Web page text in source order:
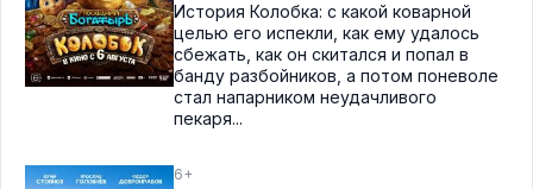
История Колобка: с какой коварной
целью его испекли, как ему удалось
сбежать, как он скитался и попал в
банду разбойников, а потом поневоле
стал напарником неудачливого
пекаря...
6+